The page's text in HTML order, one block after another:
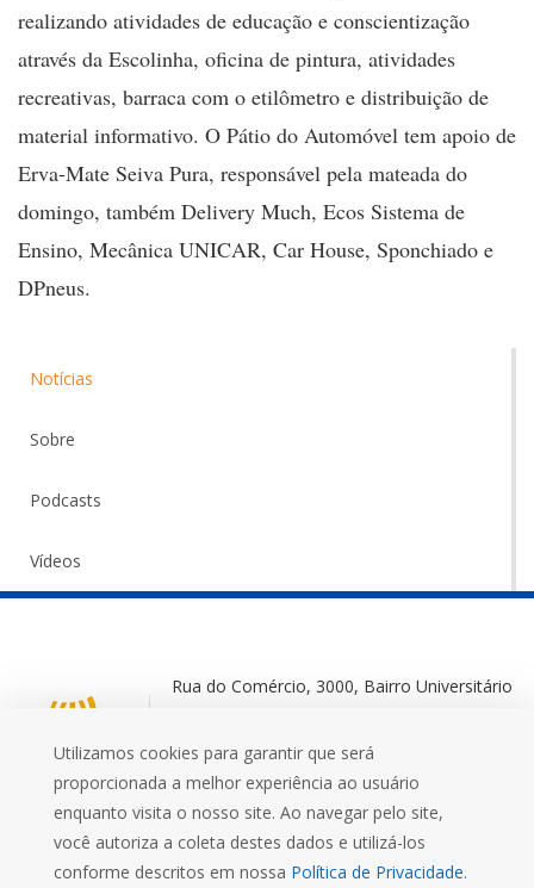
realizando atividades de educação e conscientização
através da Escolinha, oficina de pintura, atividades
recreativas, barraca com o etilômetro e distribuição de
material informativo. O Pátio do Automóvel tem apoio de
Erva-Mate Seiva Pura, responsável pela mateada do
domingo, também Delivery Much, Ecos Sistema de
Ensino, Mecânica UNICAR, Car House, Sponchiado e
DPneus.
Notícias
Sobre
Podcasts
Vídeos
Rua do Comércio, 3000, Bairro Universitário
+55 (55) 3332 0572
Utilizamos cookies para garantir que será
proporcionada a melhor experiência ao usuário
enquanto visita o nosso site. Ao navegar pelo site,
você autoriza a coleta destes dados e utilizá-los
conforme descritos em nossa Política de Privacidade.